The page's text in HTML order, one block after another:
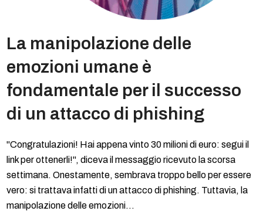
La manipolazione delle
emozioni umane è
fondamentale per il successo
di un attacco di phishing
"Congratulazioni! Hai appena vinto 30 milioni di euro: segui il
link per ottenerli!", diceva il messaggio ricevuto la scorsa
settimana. Onestamente, sembrava troppo bello per essere
vero: si trattava infatti di un attacco di phishing. Tuttavia, la
manipolazione delle emozioni…